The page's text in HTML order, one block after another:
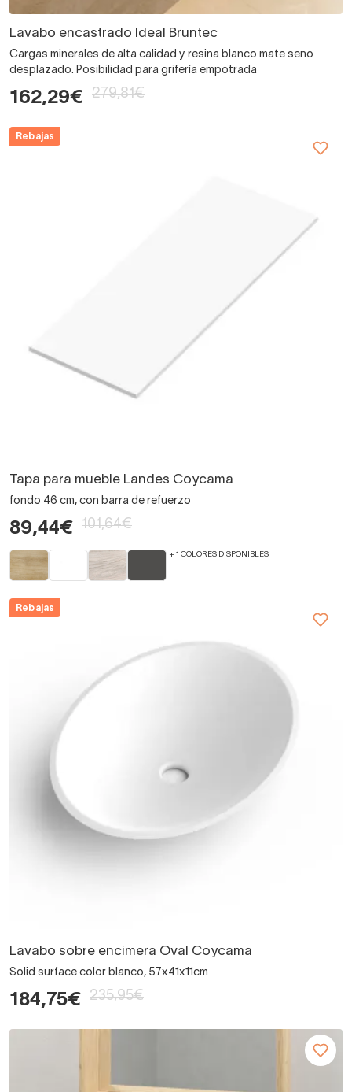
Lavabo encastrado Ideal Bruntec
Cargas minerales de alta calidad y resina blanco mate seno
desplazado. Posibilidad para grifería empotrada
162,29€ 279,81€
Rebajas
Tapa para mueble Landes Coycama
fondo 46 cm, con barra de refuerzo
89,44€ 101,64€
+ 1 COLORES DISPONIBLES
Rebajas
Lavabo sobre encimera Oval Coycama
Solid surface color blanco, 57x41x11cm
184,75€ 235,95€